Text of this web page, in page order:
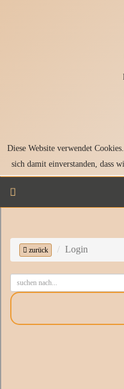
Diese Website verwendet
sich damit einverstanden, dass
zurück Login